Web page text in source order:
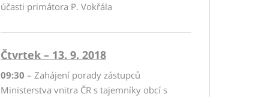
účasti primátora P. Vokřála
Čtvrtek – 13. 9. 2018
09:30 – Zahájení porady zástupců
Ministerstva vnitra ČR s tajemníky obcí s